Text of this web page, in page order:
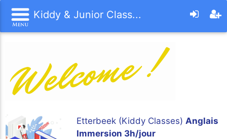
Kiddy & Junior Class...
Etterbeek (Kiddy Classes) Anglais
Immersion 3h/jour